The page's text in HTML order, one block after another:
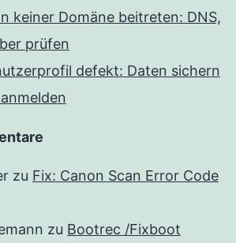
keiner Domäne beitreten: DNS,
prüfen
defekt: Daten sichern
zu Fix: Canon Scan Error Code
zu Bootrec /Fixboot